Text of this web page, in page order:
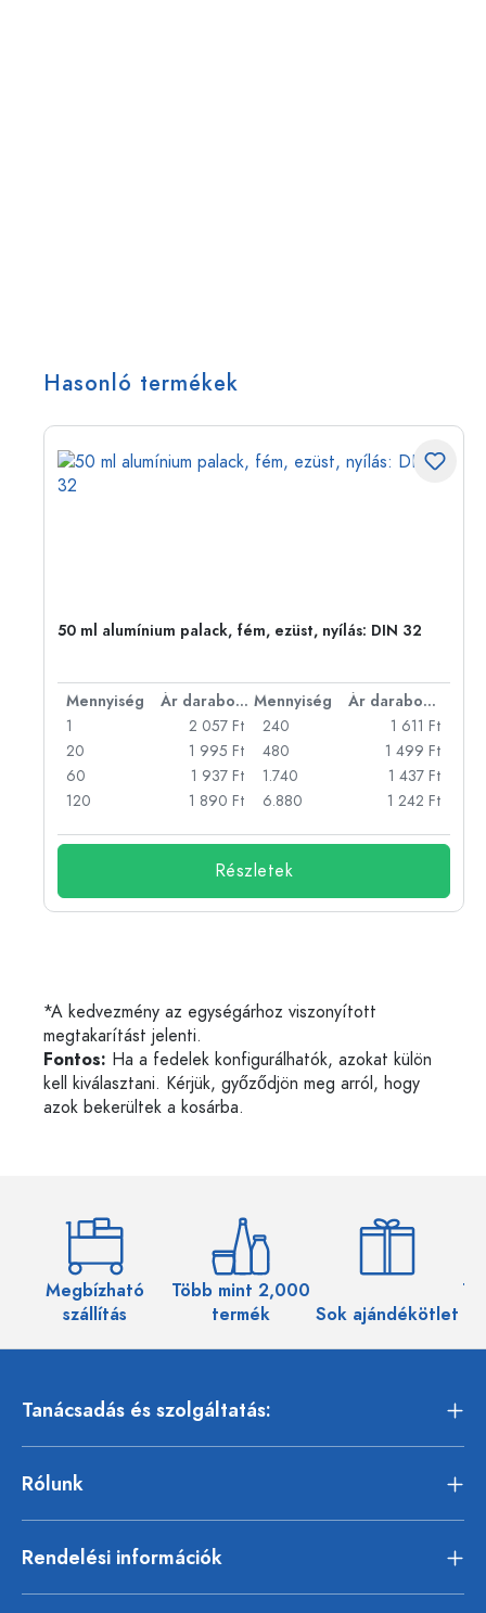
Hasonló termékek
50 ml alumínium palack, fém, ezüst, nyílás: DIN 32
Mennyiség Ár darabonként Mennyiség
Ár darabonként
1
2 057 Ft
20
1 995 Ft
60
1 937 Ft
120
1 890 Ft
240
1 611 Ft
480
1 499 Ft
1.740
1 437 Ft
6.880
1 242 Ft
Részletek
*A kedvezmény az egységárhoz viszonyított
megtakarítást jelenti.
Fontos: Ha a fedelek konfigurálhatók, azokat külön
kell kiválasztani. Kérjük, győződjön meg arról, hogy
azok bekerültek a kosárba.
Megbízható
szállítás
Több mint 2,000
termék
Sok ajándékötlet
Tanácsadás és szolgáltatás:
Rólunk
Rendelési információk